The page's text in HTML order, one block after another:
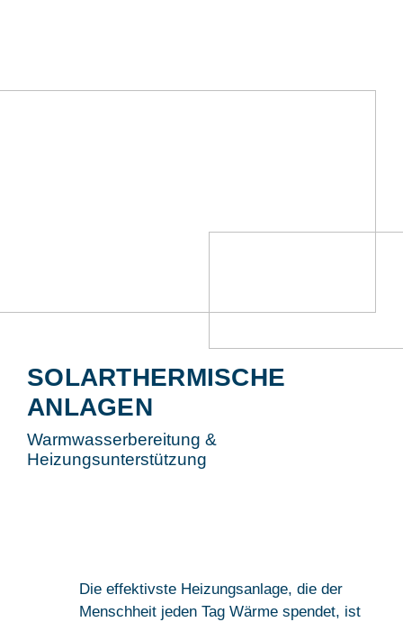
SOLARTHERMISCHE
ANLAGEN
Warmwasserbereitung &
Heizungsunterstützung
Die effektivste Heizungsanlage, die der
Menschheit jeden Tag Wärme spendet, ist